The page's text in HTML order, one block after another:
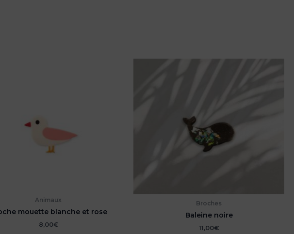
Animaux
mouette blanche et rose
8,00€
Broches
Baleine noire
11,00€